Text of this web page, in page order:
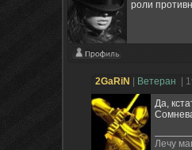
роли
2GaRiN Ветеран
|
Да,
Лечу